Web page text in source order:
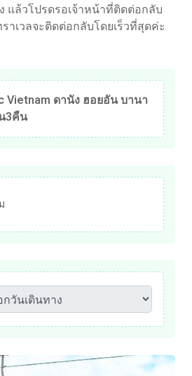
แล้วโปรดรอเจ้าหน้าที่ติดต่อกลับ
เวลจะติดต่อกลับโดยเร็วที่สุดค่ะ
Vietnam ดานัง ฮอยอัน บานา
3คืน